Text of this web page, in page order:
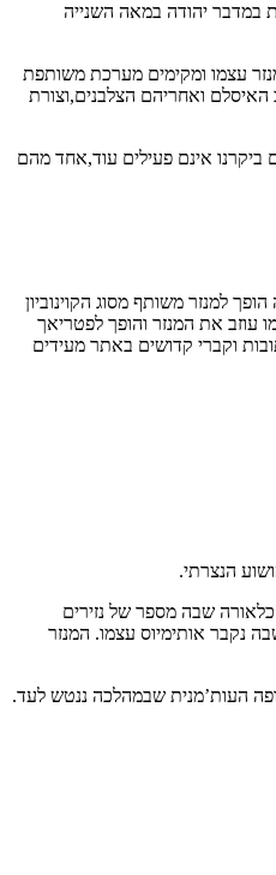
במדבר יהודה במאה השנייה
עצמו ומקימים מערכת משותפת
ואחריהם הצלבנים,וצורת
ביקרנו אינם פעילים עוד,אחד מהם
למנזר משותף מסוג הקוינוביון
עוזב את המנזר והופך לפטריאך
וקברי קדושים באתר מעידים
מוקם כלאורה שבה מספר של נזירים
שבמרכזו קריפטה שתוך הקפלה שבה נקבר אותימיוס עצמו. המנזר